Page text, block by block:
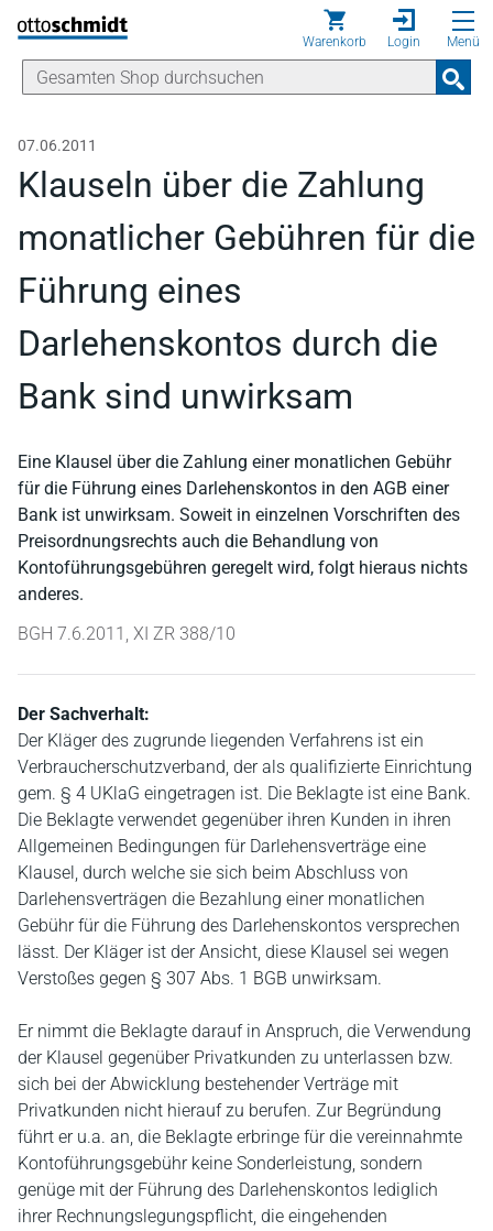
Direkt zum Inhalt
Warenkorb Login Menü
07.06.2011
Klauseln über die Zahlung
monatlicher Gebühren für die
Führung eines
Darlehenskontos durch die
Bank sind unwirksam
Eine Klausel über die Zahlung einer monatlichen Gebühr
für die Führung eines Darlehenskontos in den AGB einer
Bank ist unwirksam. Soweit in einzelnen Vorschriften des
Preisordnungsrechts auch die Behandlung von
Kontoführungsgebühren geregelt wird, folgt hieraus nichts
anderes.
BGH 7.6.2011, XI ZR 388/10
Der Sachverhalt:
Der Kläger des zugrunde liegenden Verfahrens ist ein
Verbraucherschutzverband, der als qualifizierte Einrichtung
gem. § 4 UKlaG eingetragen ist. Die Beklagte ist eine Bank.
Die Beklagte verwendet gegenüber ihren Kunden in ihren
Allgemeinen Bedingungen für Darlehensverträge eine
Klausel, durch welche sie sich beim Abschluss von
Darlehensverträgen die Bezahlung einer monatlichen
Gebühr für die Führung des Darlehenskontos versprechen
lässt. Der Kläger ist der Ansicht, diese Klausel sei wegen
Verstoßes gegen § 307 Abs. 1 BGB unwirksam.
Er nimmt die Beklagte darauf in Anspruch, die Verwendung
der Klausel gegenüber Privatkunden zu unterlassen bzw.
sich bei der Abwicklung bestehender Verträge mit
Privatkunden nicht hierauf zu berufen. Zur Begründung
führt er u.a. an, die Beklagte erbringe für die vereinnahmte
Kontoführungsgebühr keine Sonderleistung, sondern
genüge mit der Führung des Darlehenskontos lediglich
ihrer Rechnungslegungspflicht, die eingehenden